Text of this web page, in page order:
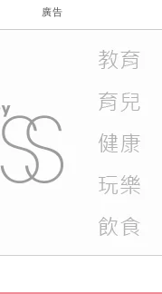
廣告